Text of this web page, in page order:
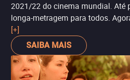
2021/22 do cinema mundial. Até
longa-metragem para todos.
isso é sim uma qualidade. A
‘Raw’) constrói um filme que
suspense e o drama,
com elementos imagéticos
mudança completa no rumo da
[+]
SAIBA MAIS